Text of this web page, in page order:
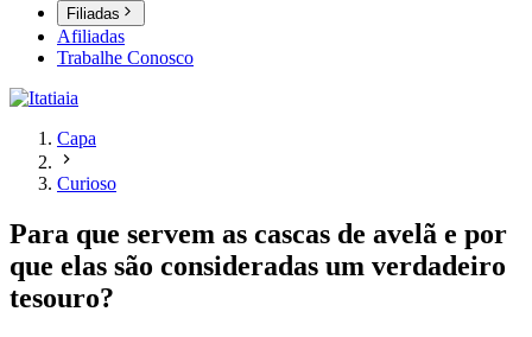
Filiadas
Afiliadas
Trabalhe Conosco
Capa
Curioso
Para que servem as cascas de avelã e por
que elas são consideradas um verdadeiro
tesouro?